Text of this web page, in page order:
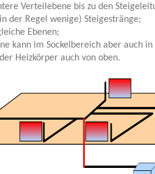
Verteilebene bis zu den
der Regel wenige) Steigestränge;
Ebenen;
kann im Sockelbereich aber auch
Heizkörper auch von oben.